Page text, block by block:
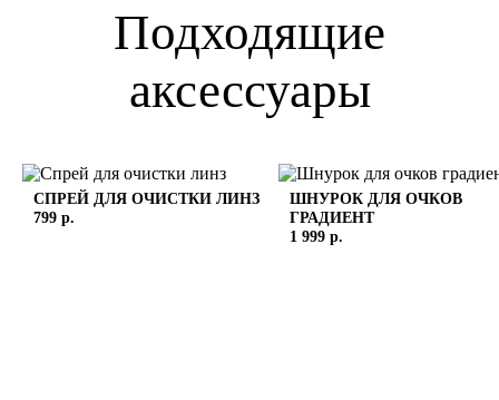
Подходящие
аксессуары
СПРЕЙ ДЛЯ ОЧИСТКИ ЛИНЗ
799 р.
ШНУРОК ДЛЯ ОЧКОВ
ГРАДИЕНТ
1 999 р.